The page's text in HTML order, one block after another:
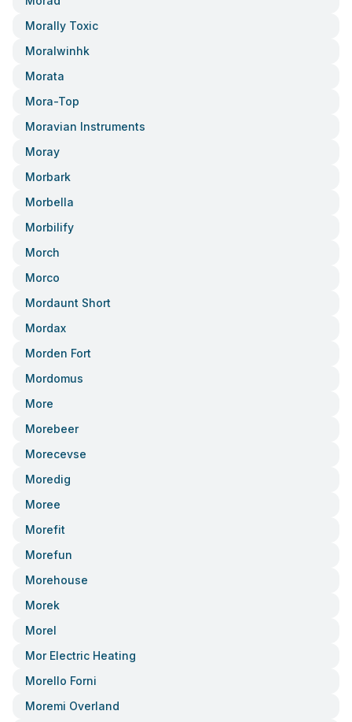
Morally Toxic
Moralwinhk
Morata
Mora-Top
Moravian Instruments
Moray
Morbark
Morbella
Morbilify
Morch
Morco
Mordaunt Short
Mordax
Morden Fort
Mordomus
More
Morebeer
Morecevse
Moredig
Moree
Morefit
Morefun
Morehouse
Morek
Morel
Mor Electric Heating
Morello Forni
Moremi Overland